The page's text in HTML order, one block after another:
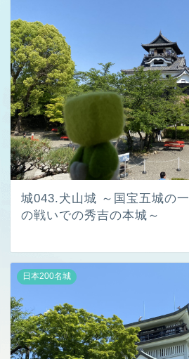
城043.犬山城 ～国宝五城の
の戦いでの秀吉の本城～
日本200名城